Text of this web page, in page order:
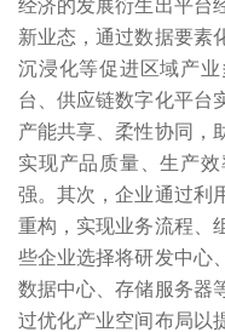
经济的发展衍生出平台
新业态，通过数据要素
沉浸化等促进区域产
台、供应链数字化平台
产能共享、柔性协同，
实现产品质量、生产
强。其次，企业通过利
重构，实现业务流程、
些企业选择将研发中心
数据中心、存储服务器
过优化产业空间布局以